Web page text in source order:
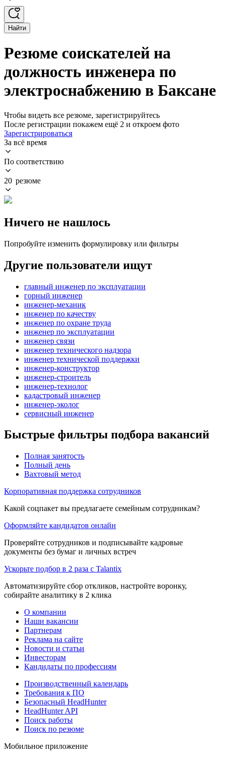
Найти
Резюме соискателей на
должность инженера по
электроснабжению в Баксане
Чтобы видеть все резюме, зарегистрируйтесь
После регистрации покажем ещё 2 и откроем фото
Зарегистрироваться
За всё время
По соответствию
20 резюме
Ничего не нашлось
Попробуйте изменить формулировку или фильтры
Другие пользователи ищут
главный инженер по эксплуатации
горный инженер
инженер-механик
инженер по качеству
инженер по охране труда
инженер по эксплуатации
инженер связи
инженер технического надзора
инженер технической поддержки
инженер-конструктор
инженер-строитель
инженер-технолог
кадастровый инженер
инженер-эколог
сервисный инженер
Быстрые фильтры подбора вакансий
Полная занятость
Полный день
Вахтовый метод
Корпоративная поддержка сотрудников
Какой соцпакет вы предлагаете семейным сотрудникам?
Оформляйте кандидатов онлайн
Проверяйте сотрудников и подписывайте кадровые
документы без бумаг и личных встреч
Ускорьте подбор в 2 раза с Talantix
Автоматизируйте сбор откликов, настройте воронку,
собирайте аналитику в 2 клика
О компании
Наши вакансии
Партнерам
Реклама на сайте
Новости и статьи
Инвесторам
Кандидаты по профессиям
Производственный календарь
Требования к ПО
Безопасный HeadHunter
HeadHunter API
Поиск работы
Поиск по резюме
Мобильное приложение